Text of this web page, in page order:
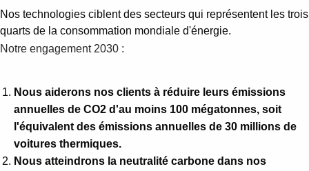
Nos technologies ciblent des secteurs qui représentent les trois
quarts de la consommation mondiale d'énergie.
Notre engagement 2030 :
Nous aiderons nos clients à réduire leurs émissions
annuelles de CO2 d'au moins 100 mégatonnes, soit
l'équivalent des émissions annuelles de 30 millions de
voitures thermiques.
Nous atteindrons la neutralité carbone dans nos